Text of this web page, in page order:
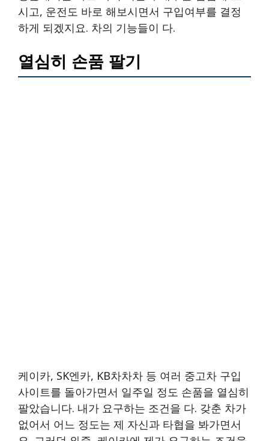
시고, 운전도 바로 해보시면서 구입여부를 결정
하게 되겠지요. 차의 기능들이 다.
열심히 손품 팔기
케이카, SK엔카, KB차차차 등 여러 중고차 구입
사이트를 돌아가면서 일주일 정도 손품을 열심히
팔았습니다. 내가 요구하는 조건을 다. 갖춘 차가
없어서 어느 정도는 제 자신과 타협을 봐가면서